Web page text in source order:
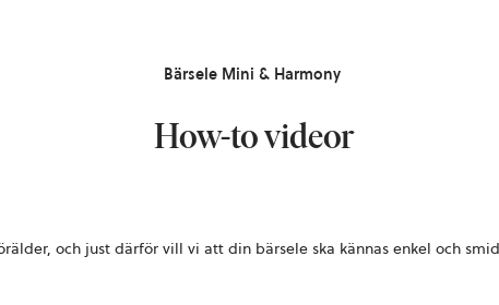
Bärsele Mini & Harmony
How-to videor
och just därför vill vi att din bärsele ska kännas enkel och